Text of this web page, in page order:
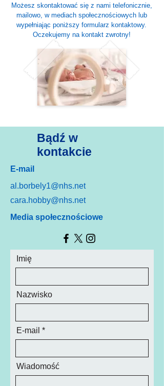
Możesz skontaktować się z nami telefonicznie,
mailowo, w mediach społecznościowych lub
wypełniając poniższy formularz kontaktowy.
Oczekujemy na kontakt zwrotny!
Bądź w
kontakcie
E-mail
al.borbely1@nhs.net
cara.hobby@nhs.net
Media społecznościowe
Imię
Nazwisko
E-mail
Wiadomość